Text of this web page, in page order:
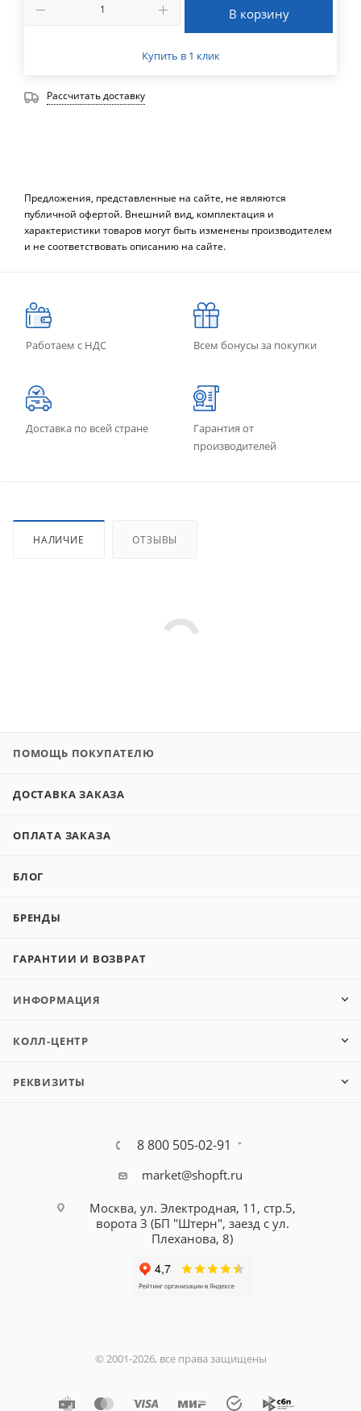
В корзину
Купить в 1 клик
Рассчитать доставку
Предложения, представленные на сайте, не являются
публичной офертой. Внешний вид, комплектация и
характеристики товаров могут быть изменены производителем
и не соответствовать описанию на сайте.
Работаем с НДС Всем бонусы за покупки
Доставка по всей стране
Гарантия от
производителей
НАЛИЧИЕ ОТЗЫВЫ
ПОМОЩЬ ПОКУПАТЕЛЮ
ДОСТАВКА ЗАКАЗА
ОПЛАТА ЗАКАЗА
БЛОГ
БРЕНДЫ
ГАРАНТИИ И ВОЗВРАТ
ИНФОРМАЦИЯ
КОЛЛ-ЦЕНТР
РЕКВИЗИТЫ
8 800 505-02-91
market@shopft.ru
Москва, ул. Электродная, 11, стр.5,
ворота 3 (БП "Штерн", заезд с ул.
Плеханова, 8)
© 2001-2026, все права защищены